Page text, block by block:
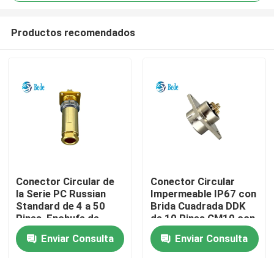
En casa
Productos
Productos recomendados
Conector Circular de
la Serie PC Russian
Standard de 4 a 50
Pines, Enchufe de
Aviación Impermeable
IP68 Enviar Consulta
Conector Circular
Impermeable IP67 con
Brida Cuadrada DDK
de 10 Pines CM10 con
Terminación de
SoldaduraEnviar Consulta